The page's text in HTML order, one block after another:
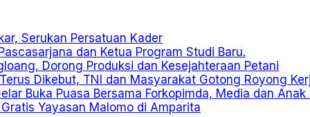
Serukan Persatuan Kader
dan Ketua Program Studi Baru.
Dorong Produksi dan Kesejahteraan Petani
Dikebut, TNI dan Masyarakat Gotong Royong
Buka Puasa Bersama Forkopimda, Media dan Anak
Yayasan Malomo di Amparita